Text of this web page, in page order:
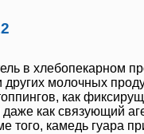
в хлебопекарном
молочных
как
даже как связующий
того, камедь гуара